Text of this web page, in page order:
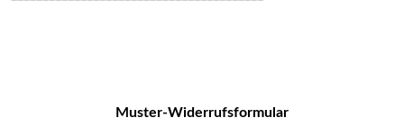
Muster-Widerrufsformular